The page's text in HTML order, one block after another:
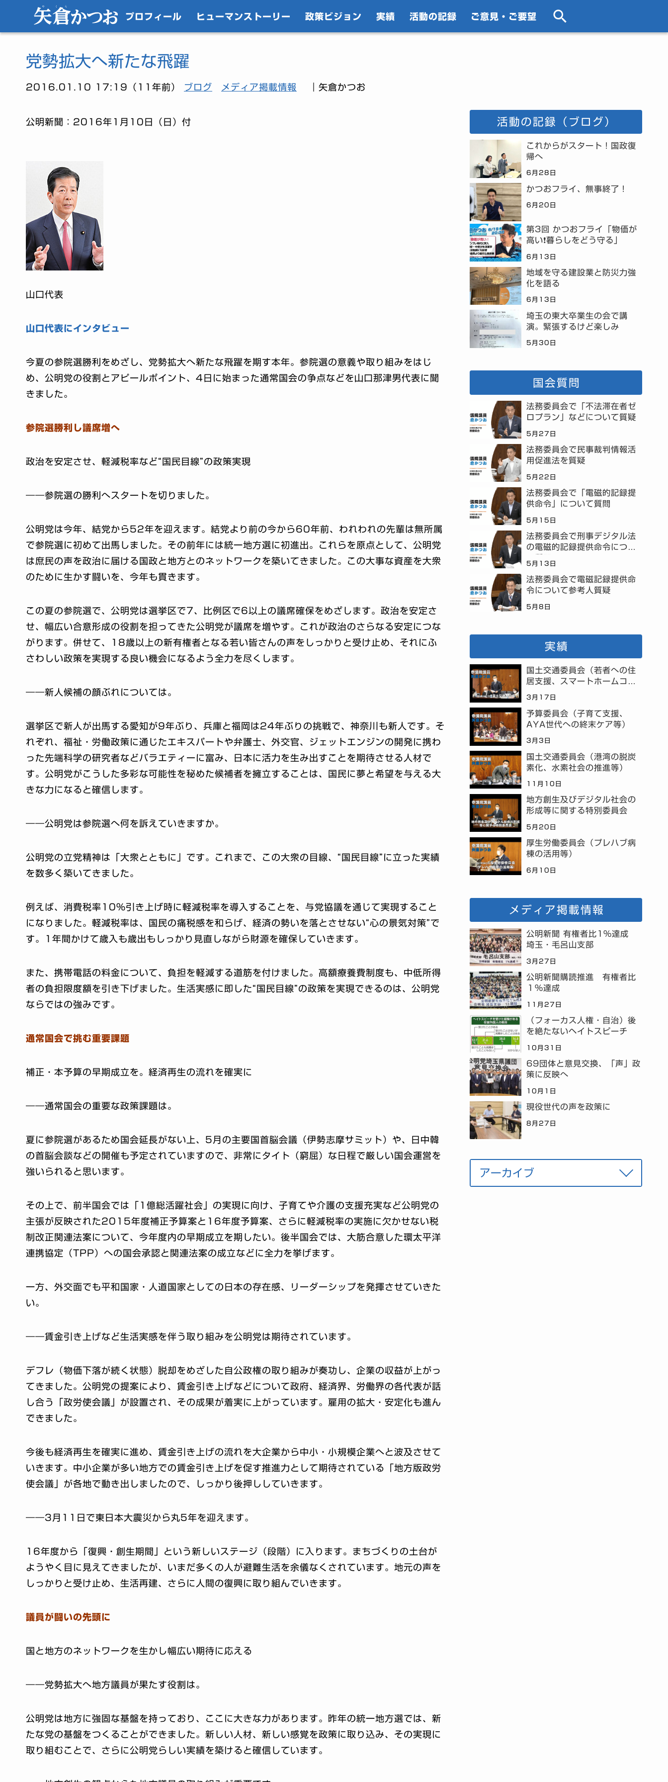
プロフィール ヒューマンストーリー 政策ビジョン 実績 活動の記録 ご意見・ご要望
党勢拡大へ新たな飛躍
2016.01.10 17:19（11年前） ブログ メディア掲載情報 ｜矢倉かつお
公明新聞：2016年1月10日（日）付
山口代表
山口代表にインタビュー
今夏の参院選勝利をめざし、党勢拡大へ新たな飛躍を期す本年。参院選の意義や取り組みをはじ
め、公明党の役割とアピールポイント、4日に始まった通常国会の争点などを山口那津男代表に聞
きました。
参院選勝利し議席増へ
政治を安定させ、軽減税率など“国民目線”の政策実現
――参院選の勝利へスタートを切りました。
公明党は今年、結党から52年を迎えます。結党より前の今から60年前、われわれの先輩は無所属
で参院選に初めて出馬しました。その前年には統一地方選に初進出。これらを原点として、公明党
は庶民の声を政治に届ける国政と地方とのネットワークを築いてきました。この大事な資産を大衆
のために生かす闘いを、今年も貫きます。
この夏の参院選で、公明党は選挙区で7、比例区で6以上の議席確保をめざします。政治を安定さ
せ、幅広い合意形成の役割を担ってきた公明党が議席を増やす。これが政治のさらなる安定につな
がります。併せて、18歳以上の新有権者となる若い皆さんの声をしっかりと受け止め、それにふ
さわしい政策を実現する良い機会になるよう全力を尽くします。
――新人候補の顔ぶれについては。
選挙区で新人が出馬する愛知が9年ぶり、兵庫と福岡は24年ぶりの挑戦で、神奈川も新人です。そ
れぞれ、福祉・労働政策に通じたエキスパートや弁護士、外交官、ジェットエンジンの開発に携わ
った先端科学の研究者などバラエティーに富み、日本に活力を生み出すことを期待させる人材で
す。公明党がこうした多彩な可能性を秘めた候補者を擁立することは、国民に夢と希望を与える大
きな力になると確信します。
――公明党は参院選へ何を訴えていきますか。
公明党の立党精神は「大衆とともに」です。これまで、この大衆の目線、“国民目線”に立った実績
を数多く築いてきました。
例えば、消費税率10％引き上げ時に軽減税率を導入することを、与党協議を通じて実現すること
になりました。軽減税率は、国民の痛税感を和らげ、経済の勢いを落とさせない“心の景気対策”で
す。1年間かけて歳入も歳出もしっかり見直しながら財源を確保していきます。
また、携帯電話の料金について、負担を軽減する道筋を付けました。高額療養費制度も、中低所得
者の負担限度額を引き下げました。生活実感に即した“国民目線”の政策を実現できるのは、公明党
ならではの強みです。
通常国会で挑む重要課題
補正・本予算の早期成立を。経済再生の流れを確実に
――通常国会の重要な政策課題は。
夏に参院選があるため国会延長がない上、5月の主要国首脳会議（伊勢志摩サミット）や、日中韓
の首脳会談などの開催も予定されていますので、非常にタイト（窮屈）な日程で厳しい国会運営を
強いられると思います。
その上で、前半国会では「1億総活躍社会」の実現に向け、子育てや介護の支援充実など公明党の
主張が反映された2015年度補正予算案と16年度予算案、さらに軽減税率の実施に欠かせない税
制改正関連法案について、今年度内の早期成立を期したい。後半国会では、大筋合意した環太平洋
連携協定（TPP）への国会承認と関連法案の成立などに全力を挙げます。
一方、外交面でも平和国家・人道国家としての日本の存在感、リーダーシップを発揮させていきた
い。
――賃金引き上げなど生活実感を伴う取り組みを公明党は期待されています。
デフレ（物価下落が続く状態）脱却をめざした自公政権の取り組みが奏功し、企業の収益が上がっ
てきました。公明党の提案により、賃金引き上げなどについて政府、経済界、労働界の各代表が話
し合う「政労使会議」が設置され、その成果が着実に上がっています。雇用の拡大・安定化も進ん
できました。
今後も経済再生を確実に進め、賃金引き上げの流れを大企業から中小・小規模企業へと波及させて
いきます。中小企業が多い地方での賃金引き上げを促す推進力として期待されている「地方版政労
使会議」が各地で動き出しましたので、しっかり後押ししていきます。
――3月11日で東日本大震災から丸5年を迎えます。
16年度から「復興・創生期間」という新しいステージ（段階）に入ります。まちづくりの土台が
ようやく目に見えてきましたが、いまだ多くの人が避難生活を余儀なくされています。地元の声を
しっかりと受け止め、生活再建、さらに人間の復興に取り組んでいきます。
議員が闘いの先頭に
国と地方のネットワークを生かし幅広い期待に応える
――党勢拡大へ地方議員が果たす役割は。
公明党は地方に強固な基盤を持っており、ここに大きな力があります。昨年の統一地方選では、新
たな党の基盤をつくることができました。新しい人材、新しい感覚を政策に取り込み、その実現に
取り組むことで、さらに公明党らしい実績を築けると確信しています。
活動の記録（ブログ）
これからがスタート！国政復
帰へ
6月28日
かつおフライ、無事終了！
6月20日
第3回 かつおフライ「物価が
高い❗暮らしをどう守る」
6月13日
地域を守る建設業と防災力強
化を語る
6月13日
埼玉の東大卒業生の会で講
演。緊張するけど楽しみ
5月30日
国会質問
法務委員会で「不法滞在者ゼ
ロプラン」などについて質疑
5月27日
法務委員会で民事裁判情報活
用促進法を質疑
5月22日
法務委員会で「電磁的記録提
供命令」について質問
5月15日
法務委員会で刑事デジタル法
の電磁的記録提供命令につい
5月13日
法務委員会で電磁記録提供命
令について参考人質疑
5月8日
実績
国土交通委員会（若者への住
居支援、スマートホームコミ
3月17日
予算委員会（子育て支援、
AYA世代への終末ケア等）
3月3日
国土交通委員会（港湾の脱炭
素化、水素社会の推進等）
11月10日
地方創生及びデジタル社会の
形成等に関する特別委員会
5月20日
厚生労働委員会（プレハブ病
棟の活用等）
6月10日
メディア掲載情報
公明新聞 有権者比1%達成
埼玉・毛呂山支部
3月27日
公明新聞購読推進 有権者比
１％達成
11月27日
（フォーカス人権・自治）後
を絶たないヘイトスピーチ
10月31日
69団体と意見交換、「声」政
策に反映へ
10月1日
現役世代の声を政策に
8月27日